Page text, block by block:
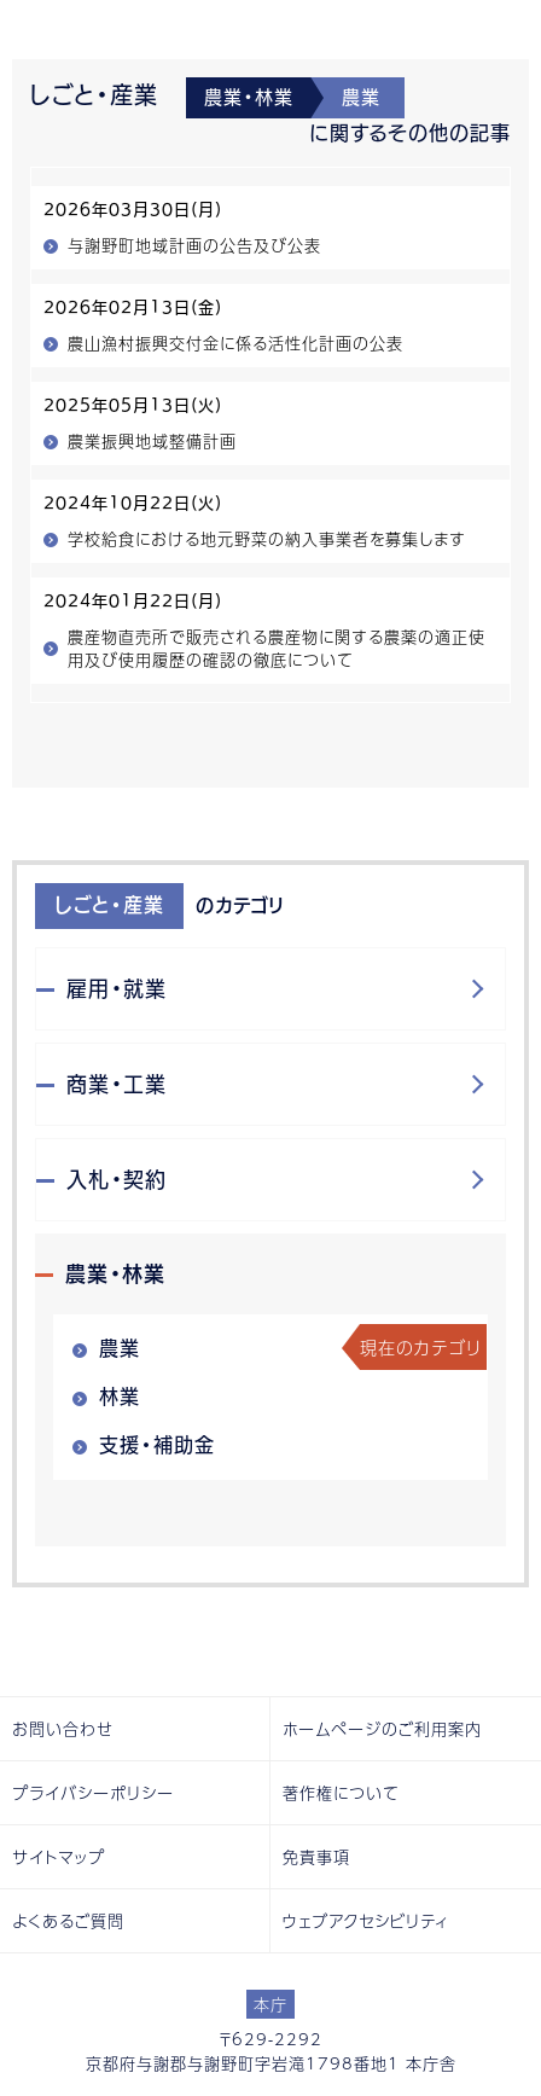
しごと・産業 農業・林業 農業
に関するその他の記事
2026年03月30日(月)
与謝野町地域計画の公告及び公表
2026年02月13日(金)
農山漁村振興交付金に係る活性化計画の公表
2025年05月13日(火)
農業振興地域整備計画
2024年10月22日(火)
学校給食における地元野菜の納入事業者を募集します
2024年01月22日(月)
農産物直売所で販売される農産物に関する農薬の適正使
用及び使用履歴の確認の徹底について
しごと・産業 のカテゴリ
雇用・就業
商業・工業
入札・契約
農業・林業
農業 現在のカテゴリ
林業
支援・補助金
本庁
〒629-2292
京都府与謝郡与謝野町字岩滝1798番地1 本庁舎
お問い合わせ ホームページのご利用案内
プライバシーポリシー 著作権について
サイトマップ 免責事項
よくあるご質問 ウェブアクセシビリティ